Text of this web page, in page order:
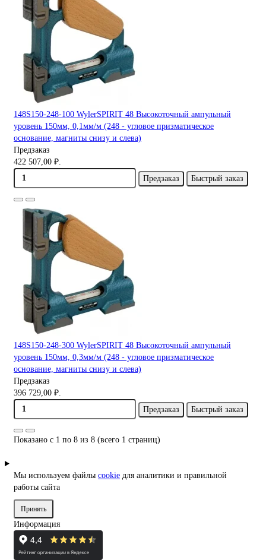
148S150-248-100 WylerSPIRIT 48 Высокоточный ампульный
уровень 150мм, 0,1мм/м (248 - угловое призматическое
основание, магниты снизу и слева)
Предзаказ
422 507,00 ₽.
Предзаказ
Быстрый заказ
148S150-248-300 WylerSPIRIT 48 Высокоточный ампульный
уровень 150мм, 0,3мм/м (248 - угловое призматическое
основание, магниты снизу и слева)
Предзаказ
396 729,00 ₽.
Предзаказ
Быстрый заказ
Показано с 1 по 8 из 8 (всего 1 страниц)
Мы используем файлы cookie для аналитики и правильной
работы сайта
Принять
Информация